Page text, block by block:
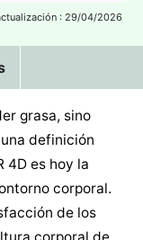
: 29/04/2026
grasa, sino
definición
4D es hoy la
corporal.
de los